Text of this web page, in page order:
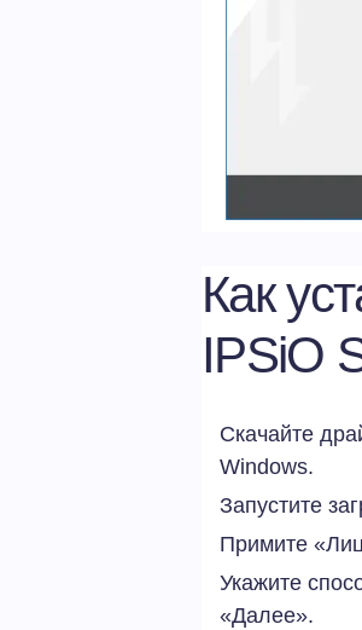
Как
IPSiO
Скачайте
Windows.
Запустите
Примите
Укажите
«Далее».